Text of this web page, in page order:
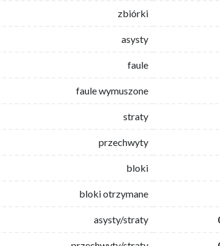
zbiórki
asysty
faule
faule wymuszone
straty
przechwyty
bloki
bloki otrzymane
asysty/straty